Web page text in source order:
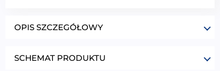
OPIS SZCZEGÓŁOWY
SCHEMAT PRODUKTU